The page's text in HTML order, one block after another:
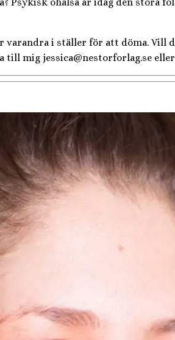
i ställer för att döma. Vill
mig jessica@nestorforlag.se